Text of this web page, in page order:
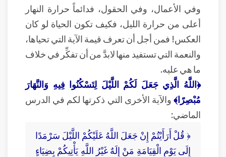
وفي الأعمال، وفي الحقول، فدائماً حرارة النهار
أعلى من حرارة الليل، فكيف تكون الحياة لو كان
العكس! فمن أجل أن تعرف قيمة الآية التي تحياها،
والنعمة التي تستفيد منها لابدَّ من أن تفكِّر في خلاف
ما هي عليه.
﴿اللَّهُ الَّذِي جَعَلَ لَكُمْ اللَّيْلَ لِتَسْكُنُوا فِيهِ وَالنَّهَارَ
مُبْصِرًا﴾والآية الأخرى التي ذكرتها لكم في الدرس
الماضي:
﴿ قُلْ أَرَأَيْتُمْ إِنْ جَعَلَ اللَّهُ عَلَيْكُمْ اللَّيْلَ سَرْمَدًا
إِلَى يَوْمِ الْقِيَامَةِ مَنْ إِلَهٌ غَيْرُ اللَّهِ يَأْتِيكُمْ بِضِيَاءٍ